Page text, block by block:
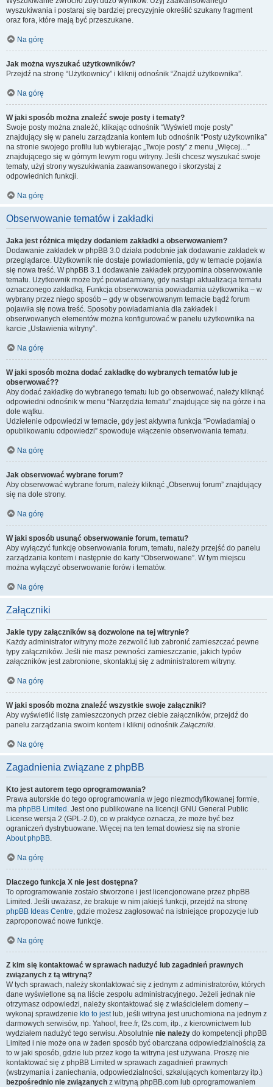
wyszukiwania i postaraj się bardziej precyzyjnie określić szukany fragment
oraz fora, które mają być przeszukane.
Na górę
Jak można wyszukać użytkowników?
Przejdź na stronę “Użytkownicy” i kliknij odnośnik “Znajdź użytkownika”.
Na górę
W jaki sposób można znaleźć swoje posty i tematy?
Swoje posty można znaleźć, klikając odnośnik “Wyświetl moje posty”
znajdujący się w panelu zarządzania kontem lub odnośnik “Posty użytkownika”
na stronie swojego profilu lub wybierając „Twoje posty” z menu „Więcej…”
znajdującego się w górnym lewym rogu witryny. Jeśli chcesz wyszukać swoje
tematy, użyj strony wyszukiwania zaawansowanego i skorzystaj z
odpowiednich funkcji.
Na górę
Obserwowanie tematów i zakładki
Jaka jest różnica między dodaniem zakładki a obserwowaniem?
Dodawanie zakładek w phpBB 3.0 działa podobnie jak dodawanie zakładek w
przeglądarce. Użytkownik nie dostaje powiadomienia, gdy w temacie pojawia
się nowa treść. W phpBB 3.1 dodawanie zakładek przypomina obserwowanie
tematu. Użytkownik może być powiadamiany, gdy nastąpi aktualizacja tematu
oznaczonego zakładką. Funkcja obserwowania powiadamia użytkownika – w
wybrany przez niego sposób – gdy w obserwowanym temacie bądź forum
pojawiła się nowa treść. Sposoby powiadamiania dla zakładek i
obserwowanych elementów można konfigurować w panelu użytkownika na
karcie „Ustawienia witryny”.
Na górę
W jaki sposób można dodać zakładkę do wybranych tematów lub je
obserwować??
Aby dodać zakładkę do wybranego tematu lub go obserwować, należy kliknąć
odpowiedni odnośnik w menu “Narzędzia tematu” znajdujące się na górze i na
dole wątku.
Udzielenie odpowiedzi w temacie, gdy jest aktywna funkcja “Powiadamiaj o
opublikowaniu odpowiedzi” spowoduje włączenie obserwowania tematu.
Na górę
Jak obserwować wybrane forum?
Aby obserwować wybrane forum, należy kliknąć „Obserwuj forum” znajdujący
się na dole strony.
Na górę
W jaki sposób usunąć obserwowanie forum, tematu?
Aby wyłączyć funkcję obserwowania forum, tematu, należy przejść do panelu
zarządzania kontem i następnie do karty “Obserwowane”. W tym miejscu
można wyłączyć obserwowanie forów i tematów.
Na górę
Załączniki
Jakie typy załączników są dozwolone na tej witrynie?
Każdy administrator witryny może zezwolić lub zabronić zamieszczać pewne
typy załączników. Jeśli nie masz pewności zamieszczanie, jakich typów
załączników jest zabronione, skontaktuj się z administratorem witryny.
Na górę
W jaki sposób można znaleźć wszystkie swoje załączniki?
Aby wyświetlić listę zamieszczonych przez ciebie załączników, przejdź do
panelu zarządzania swoim kontem i kliknij odnośnikZałączniki.
Na górę
Zagadnienia związane z phpBB
Kto jest autorem tego oprogramowania?
Prawa autorskie do tego oprogramowania w jego niezmodyfikowanej formie,
ma phpBB Limited . Jest ono publikowane na licencji GNU General Public
License wersja 2 (GPL-2.0), co w praktyce oznacza, że może być bez
ograniczeń dystrybuowane. Więcej na ten temat dowiesz się na stronie
About phpBB.
Na górę
Dlaczego funkcja X nie jest dostępna?
To oprogramowanie zostało stworzone i jest licencjonowane przez phpBB
Limited. Jeśli uważasz, że brakuje w nim jakiejś funkcji, przejdź na stronę
phpBB Ideas Centre, gdzie możesz zagłosować na istniejące propozycje lub
zaproponować nowe funkcje.
Na górę
Z kim się kontaktować w sprawach nadużyć lub zagadnień prawnych
związanych z tą witryną?
W tych sprawach, należy skontaktować się z jednym z administratorów, których
dane wyświetlone są na liście zespołu administracyjnego. Jeżeli jednak nie
otrzymasz odpowiedzi, należy skontaktować się z właścicielem domeny –
wykonaj sprawdzenie kto to jestlub, jeśli witryna jest uruchomiona na jednym z
darmowych serwisów, np. Yahoo!, free.fr, f2s.com, itp., z kierownictwem lub
wydziałem nadużyć tego serwisu. Absolutnie nie należy do kompetencji phpBB
Limited i nie może ona w żaden sposób być obarczana odpowiedzialnością za
to w jaki sposób, gdzie lub przez kogo ta witryna jest używana. Proszę nie
kontaktować się z phpBB Limited w sprawach zagadnień prawnych
(wstrzymania i zaniechania, odpowiedzialności, szkalujących komentarzy itp.)
bezpośrednio nie związanych z witryną phpBB.com lub oprogramowaniem